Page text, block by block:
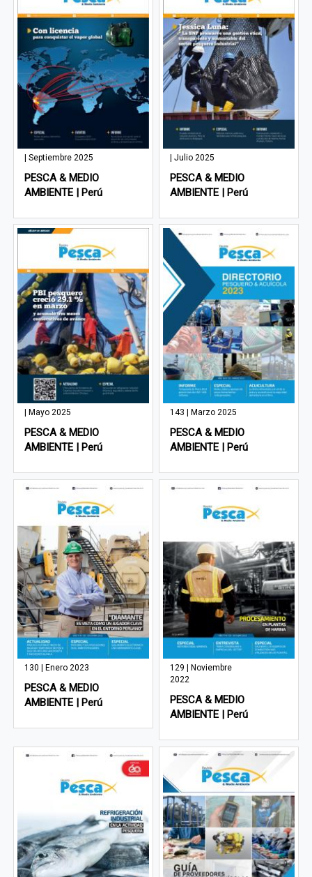
| Septiembre 2025
PESCA & MEDIO
AMBIENTE | Perú
| Julio 2025
PESCA & MEDIO
AMBIENTE | Perú
| Mayo 2025
PESCA & MEDIO
AMBIENTE | Perú
143 | Marzo 2025
PESCA & MEDIO
AMBIENTE | Perú
130 | Enero 2023
PESCA & MEDIO
AMBIENTE | Perú
129 | Noviembre
2022
PESCA & MEDIO
AMBIENTE | Perú